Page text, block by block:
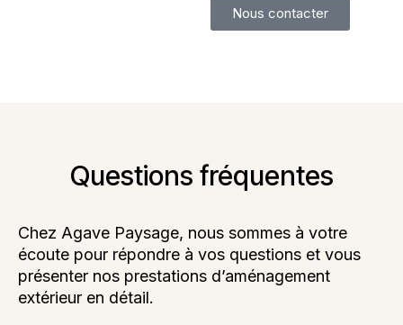
Nous contacter
Questions fréquentes
Chez Agave Paysage, nous sommes à votre
écoute pour répondre à vos questions et vous
présenter nos prestations d’aménagement
extérieur en détail.